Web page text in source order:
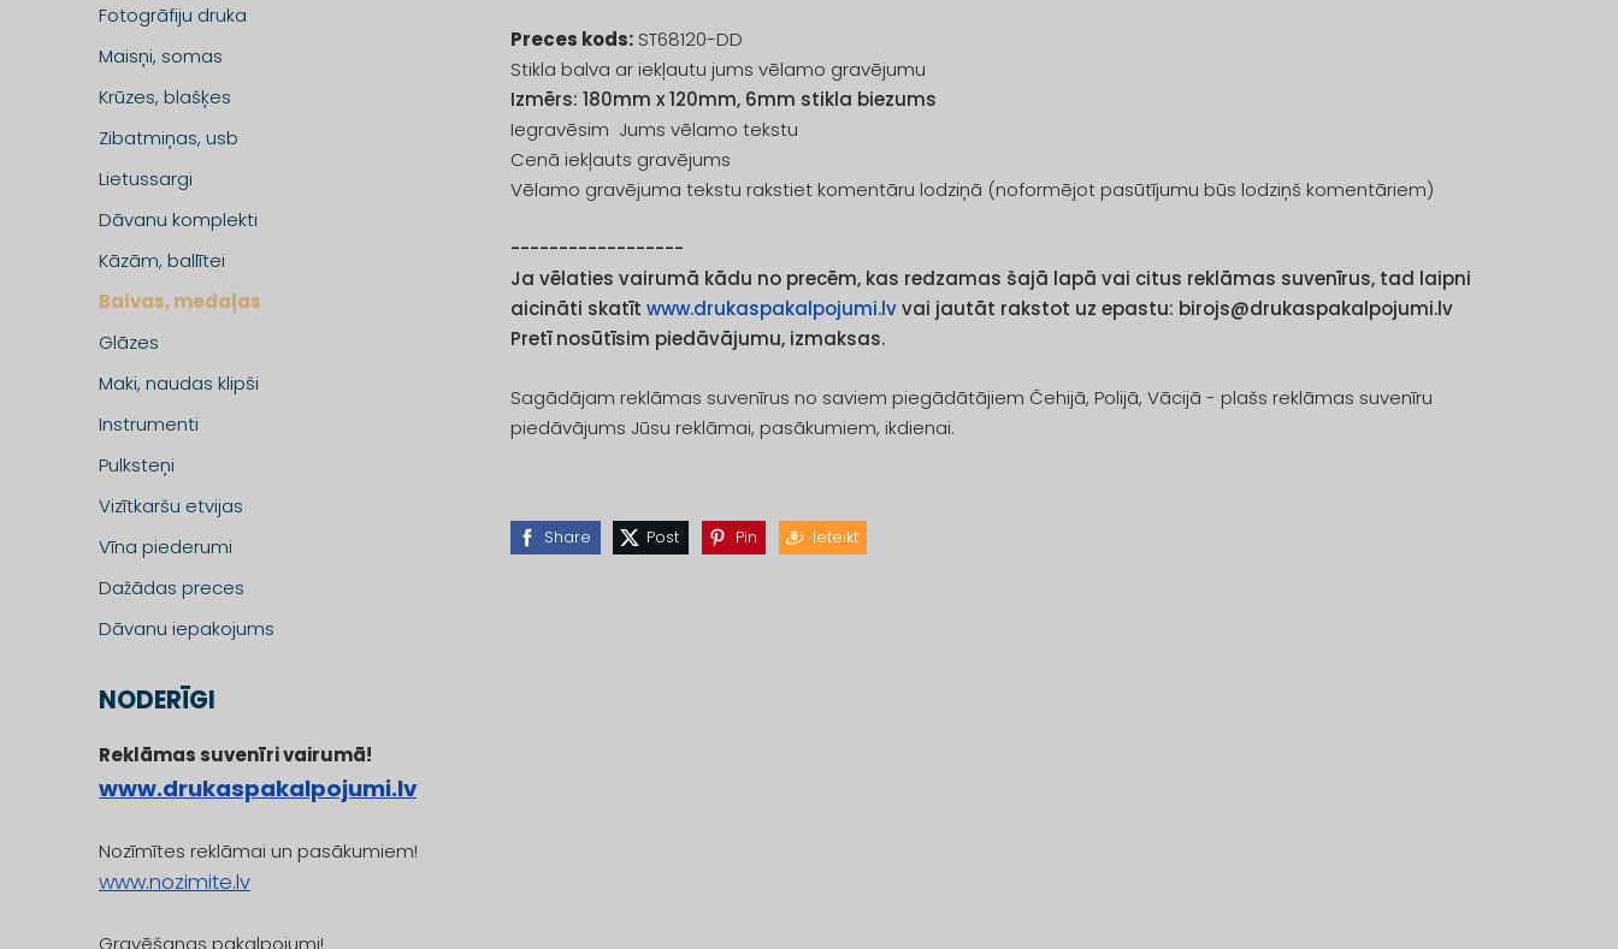
Fotogrāfiju druka
Maisņi, somas
Krūzes, blašķes
Zibatmiņas, usb
Lietussargi
Dāvanu komplekti
Kāzām, ballītei
Balvas, medaļas
Glāzes
Maki, naudas klipši
Instrumenti
Pulksteņi
Vizītkaršu etvijas
Vīna piederumi
Dažādas preces
Dāvanu iepakojums
NODERĪGI
Reklāmas suvenīri vairumā!
www.drukaspakalpojumi.lv
Nozīmītes reklāmai un pasākumiem!
www.nozimite.lv
Gravēšanas pakalpojumi!
Preces kods: ST68120-DD
Stikla balva ar iekļautu jums vēlamo gravējumu
Izmērs: 180mm x 120mm, 6mm stikla biezums
Iegravēsim Jums vēlamo tekstu
Cenā iekļauts gravējums
Vēlamo gravējuma tekstu rakstiet komentāru lodziņā (noformējot pasūtījumu būs lodziņš komentāriem)
------------------
Ja vēlaties vairumā kādu no precēm, kas redzamas šajā lapā vai citus reklāmas suvenīrus, tad laipni
aicināti skatītwww.drukaspakalpojumi.lvvai jautāt rakstot uz epastu: birojs@drukaspakalpojumi.lv
Pretī nosūtīsim piedāvājumu, izmaksas.
Sagādājam reklāmas suvenīrus no saviem piegādātājiem Čehijā, Polijā, Vācijā - plašs reklāmas suvenīru
piedāvājums Jūsu reklāmai, pasākumiem, ikdienai.
Share Post Pin Ieteikt